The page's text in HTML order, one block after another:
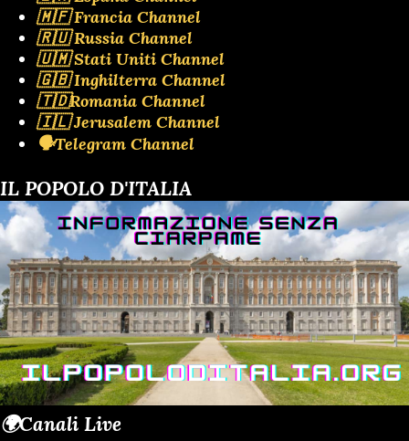
🇲🇫 Francia Channel
🇷🇺 Russia Channel
🇺🇲 Stati Uniti Channel
🇬🇧 Inghilterra Channel
🇹🇩Romania Channel
🇮🇱 Jerusalem Channel
🗣️Telegram Channel
IL POPOLO D'ITALIA
🌍Canali Live